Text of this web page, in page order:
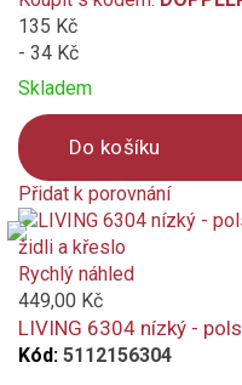
135 Kč
- 34 Kč
Skladem
Do košíku
Přidat k porovnání
Product
is
added
to
compare
Rychlý náhled
449,00 Kč
LIVING 6304 nízký -
Kód: 5112156304